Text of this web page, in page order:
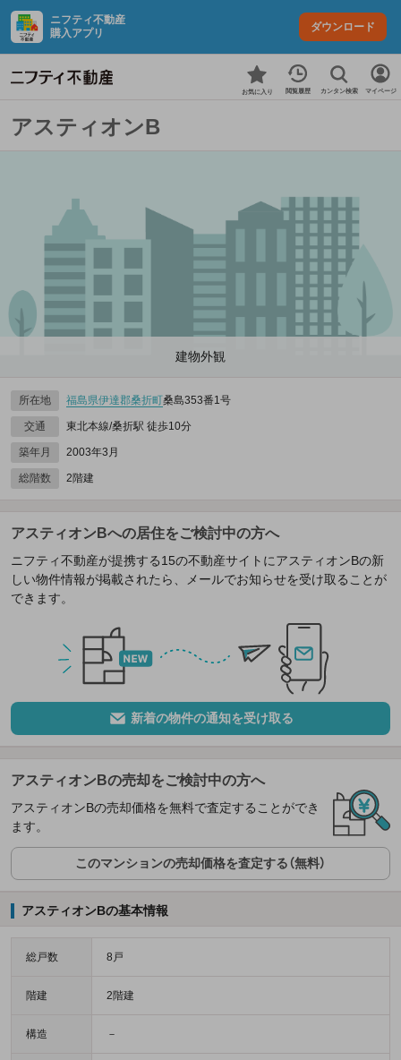
ニフティ不動産
購入アプリ
ダウンロード
お気に入り 閲覧履歴 カンタン検索 マイページ
アスティオンB
建物外観
所在地 福島県伊達郡桑折町桑島353番1号
交通 東北本線/桑折駅 徒歩10分
築年月 2003年3月
総階数 2階建
アスティオンBへの居住をご検討中の方へ
ニフティ不動産が提携する15の不動産サイトにアスティオンBの新
しい物件情報が掲載されたら、メールでお知らせを受け取ることが
できます。
新着の物件の通知を受け取る
アスティオンBの売却をご検討中の方へ
アスティオンBの売却価格を無料で査定することができ
ます。
このマンションの売却価格を査定する（無料）
アスティオンBの基本情報
総戸数 8戸
階建 2階建
構造 －